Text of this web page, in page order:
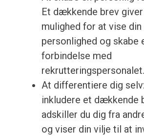
Et dækkende brev
mulighed for at vise din
personlighed og skabe
forbindelse med
rekrutteringspersonalet.
At differentiere dig
inkludere et dækkende
adskiller du dig fra
og viser din vilje til at